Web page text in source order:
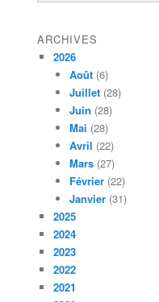
ARCHIVES
2026
Août (6)
Juillet (28)
Juin (28)
Mai (28)
Avril (22)
Mars (27)
Février (22)
Janvier (31)
2025
2024
2023
2022
2021